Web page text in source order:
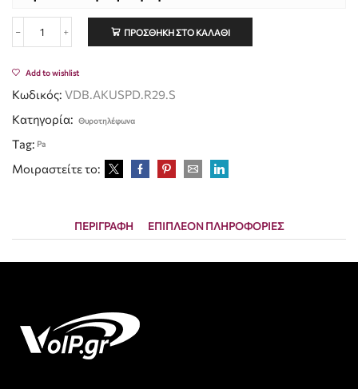
ΠΡΟΣΘΉΚΗ ΣΤΟ ΚΑΛΆΘΙ
Add to wishlist
Κωδικός: VDB.AKUSPD.R29.S
Κατηγορία: Θυροτηλέφωνα
Tag: Pa
Μοιραστείτε το:
ΠΕΡΙΓΡΑΦΉ ΕΠΙΠΛΈΟΝ ΠΛΗΡΟΦΟΡΊΕΣ